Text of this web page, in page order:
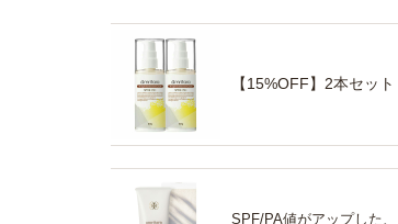
【15%OFF】2本セット
SPF/PA値がアップした